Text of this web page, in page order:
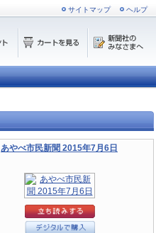
サイトマップ ヘルプ
あやべ市民新聞 2015年7月6日